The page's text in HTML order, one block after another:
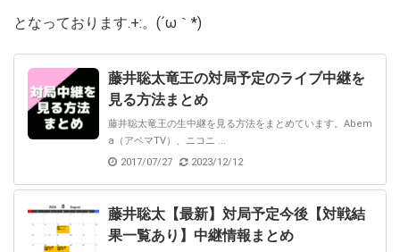
となっております.+:。(´ω｀*)
藤井聡太竜王の対局予定のライブ中継を
見る方法まとめ
藤井聡太竜王の生中継を見る方法をまとめています。Abem
a（アベマTV）、ニコニ ...
2017/07/27
2023/12/12
藤井聡太【最新】対局予定今後【対戦結
果一覧あり】中継情報まとめ